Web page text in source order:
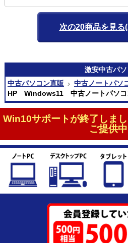
次の20商品を見る
激安中古パ
中古パソコン直販
中古ノートパソ
HP Windows11 中古ノートパソ
Win10サポートが終了しま
ご提供中